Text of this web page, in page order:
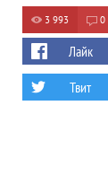
3 993 0
Лайк
Твит